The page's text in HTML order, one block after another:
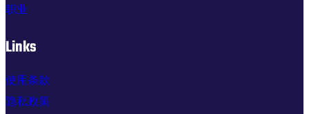
职业
Links
使用条款
隐私政策